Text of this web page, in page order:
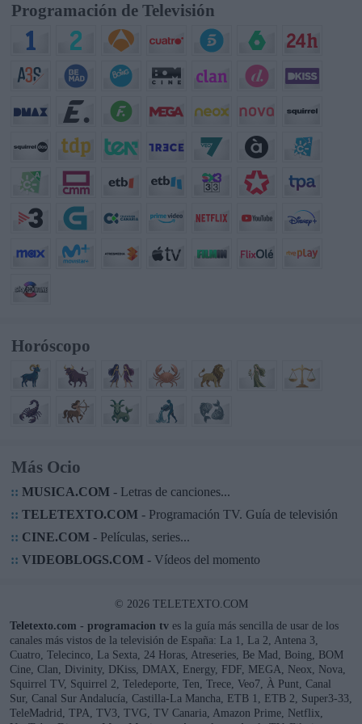
Programación de Televisión
Horóscopo
Más Ocio
:: MUSICA.COM- Letras de canciones...
:: TELETEXTO.COM- Programación TV. Guía de televisión
:: CINE.COM- Películas, series...
:: VIDEOBLOGS.COM- Vídeos del momento
© 2026 TELETEXTO.COM
Teletexto.com - programacion tv es la guía más sencilla de usar de los
canales más vistos de la televisión de España: La 1, La 2, Antena 3,
Cuatro, Telecinco, La Sexta, 24 Horas, Atreseries, Be Mad, Boing, BOM
Cine, Clan, Divinity, DKiss, DMAX, Energy, FDF, MEGA, Neox, Nova,
Squirrel TV, Squirrel 2, Teledeporte, Ten, Trece, Veo7, À Punt, Canal
Sur, Canal Sur Andalucía, Castilla-La Mancha, ETB 1, ETB 2, Super3-33,
TeleMadrid, TPA, TV3, TVG, TV Canaria, Amazon Prime, Netflix,